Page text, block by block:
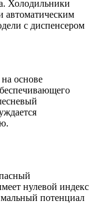
Холодильники
автоматическим
с диспенсером
основе
нулевой индекс
потенциал